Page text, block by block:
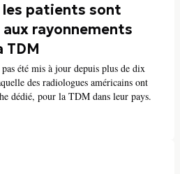
les patients sont
rayonnements
TDM
été mis à jour depuis plus de dix
des radiologues américains ont
dédié, pour la TDM dans leur pays.